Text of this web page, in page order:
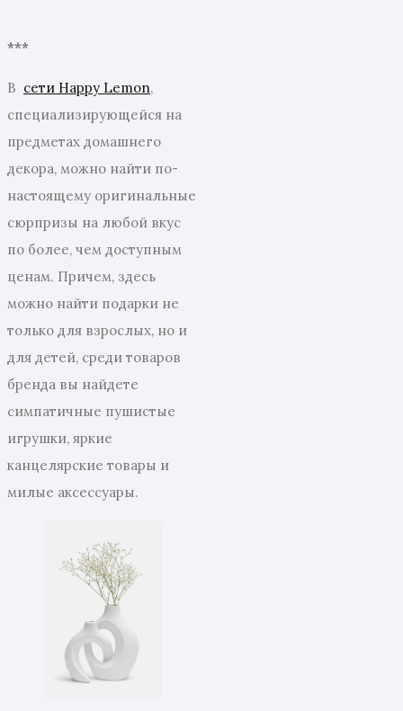
***
В сети Happy Lemon,
специализирующейся на
предметах домашнего
декора, можно найти по-
настоящему оригинальные
сюрпризы на любой вкус
по более, чем доступным
ценам. Причем, здесь
можно найти подарки не
только для взрослых, но и
для детей, среди товаров
бренда вы найдете
симпатичные пушистые
игрушки, яркие
канцелярские товары и
милые аксессуары.